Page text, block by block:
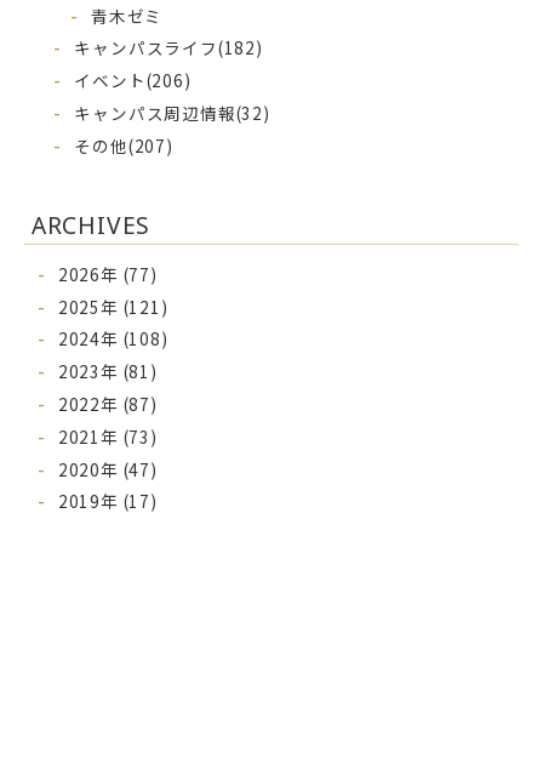
青木ゼミ
キャンパスライフ(182)
イベント(206)
キャンパス周辺情報(32)
その他(207)
ARCHIVES
2026年 (77)
2025年 (121)
2024年 (108)
2023年 (81)
2022年 (87)
2021年 (73)
2020年 (47)
2019年 (17)